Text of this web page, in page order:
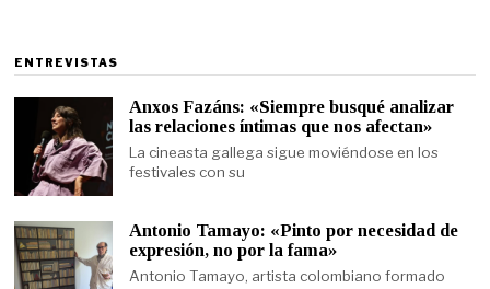
ENTREVISTAS
Anxos Fazáns: «Siempre busqué analizar
las relaciones íntimas que nos afectan»
La cineasta gallega sigue moviéndose en los
festivales con su
Antonio Tamayo: «Pinto por necesidad de
expresión, no por la fama»
Antonio Tamayo, artista colombiano formado